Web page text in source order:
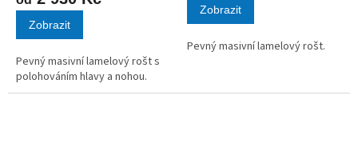
Zobrazit
Pevný masivní lamelový rošt s
polohováním hlavy a nohou.
Zobrazit
Pevný masivní lamelový rošt.